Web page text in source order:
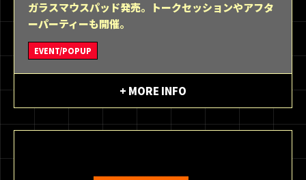
ガラスマウスパッド発売。トークセッションやアフタ
ーパーティーも開催。
EVENT/POPUP
+ MORE INFO